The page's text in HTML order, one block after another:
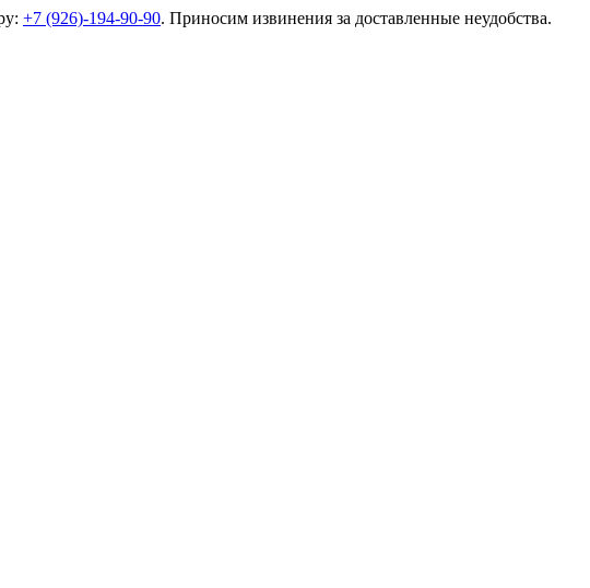
+7 (926)-194-90-90. Приносим извинения за доставленные неудобства.